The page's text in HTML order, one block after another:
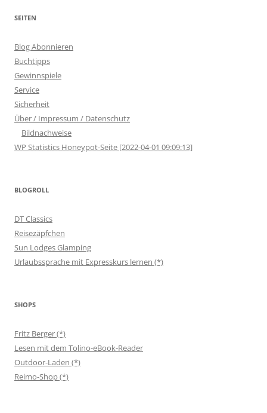
SEITEN
Blog Abonnieren
Buchtipps
Gewinnspiele
Service
Sicherheit
Über / Impressum / Datenschutz
Bildnachweise
WP Statistics Honeypot-Seite [2022-04-01 09:09:13]
BLOGROLL
DT Classics
Reisezäpfchen
Sun Lodges Glamping
Urlaubssprache mit Expresskurs lernen (*)
SHOPS
Fritz Berger (*)
Lesen mit dem Tolino-eBook-Reader
Outdoor-Laden (*)
Reimo-Shop (*)